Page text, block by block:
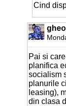
Cind
Pai si
planifica
socialism
planurile
leasing),
din clasa